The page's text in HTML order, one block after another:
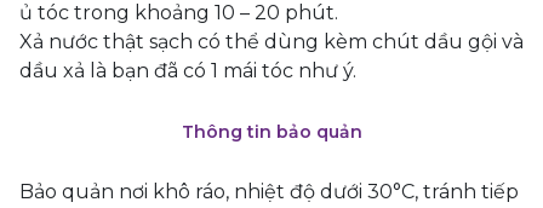
ủ tóc trong khoảng 10 – 20 phút.
Xả nước thật sạch có thể dùng kèm chút dầu gội và
dầu xả là bạn đã có 1 mái tóc như ý.
Thông tin bảo quản
Bảo quản nơi khô ráo, nhiệt độ dưới 30°C, tránh tiếp